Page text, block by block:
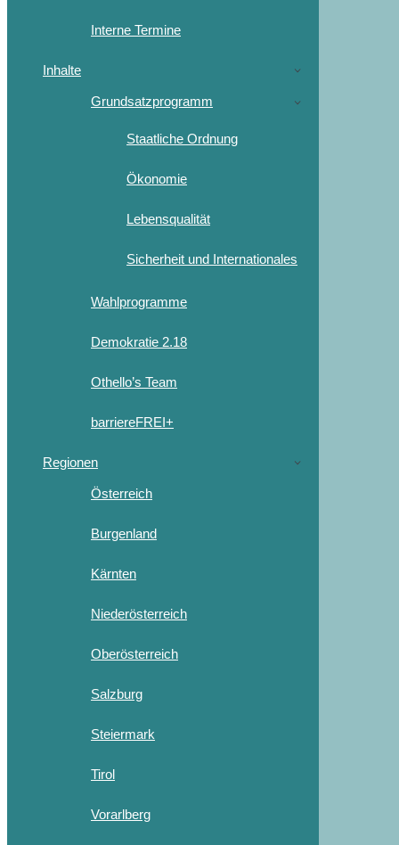
Interne Termine
Inhalte
Grundsatzprogramm
Staatliche Ordnung
Ökonomie
Lebensqualität
Sicherheit und Internationales
Wahlprogramme
Demokratie 2.18
Othello’s Team
barriereFREI+
Regionen
Österreich
Burgenland
Kärnten
Niederösterreich
Oberösterreich
Salzburg
Steiermark
Tirol
Vorarlberg